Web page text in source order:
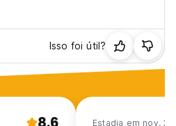
Isso foi útil?
Estadia em nov.